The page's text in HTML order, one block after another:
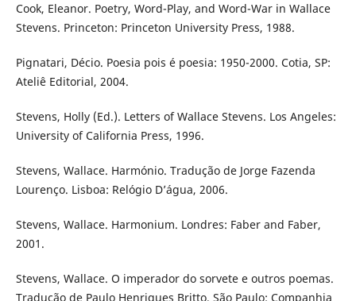
Cook, Eleanor. Poetry, Word-Play, and Word-War in Wallace
Stevens. Princeton: Princeton University Press, 1988.
Pignatari, Décio. Poesia pois é poesia: 1950-2000. Cotia, SP:
Ateliê Editorial, 2004.
Stevens, Holly (Ed.). Letters of Wallace Stevens. Los Angeles:
University of California Press, 1996.
Stevens, Wallace. Harmónio. Tradução de Jorge Fazenda
Lourenço. Lisboa: Relógio D’água, 2006.
Stevens, Wallace. Harmonium. Londres: Faber and Faber,
2001.
Stevens, Wallace. O imperador do sorvete e outros poemas.
Tradução de Paulo Henriques Britto. São Paulo: Companhia